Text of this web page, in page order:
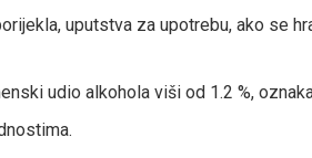
uputstva za upotrebu, ako se
udio alkohola viši od 1.2 %,